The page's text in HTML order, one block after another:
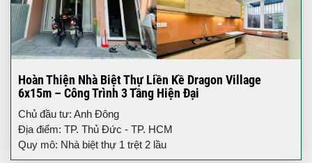
Hoàn Thiện Nhà Biệt Thự Liền Kề Dragon Village
6x15m – Công Trình 3 Tầng Hiện Đại
Chủ đầu tư: Anh Đông
Địa điểm: TP. Thủ Đức - TP. HCM
Quy mô: Nhà biệt thự 1 trệt 2 lầu